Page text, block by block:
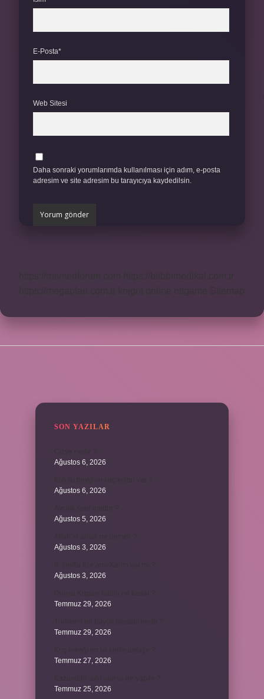
E-Posta*
Web Sitesi
Daha sonraki yorumlarımda kullanılması için adım, e-posta
adresim ve site adresim bu tarayıcıya kaydedilsin.
SON YAZILAR
Ağustos 6, 2026
Ağustos 6, 2026
Ağustos 5, 2026
Ağustos 3, 2026
Ağustos 3, 2026
Temmuz 29, 2026
Temmuz 29, 2026
Temmuz 27, 2026
Temmuz 25, 2026